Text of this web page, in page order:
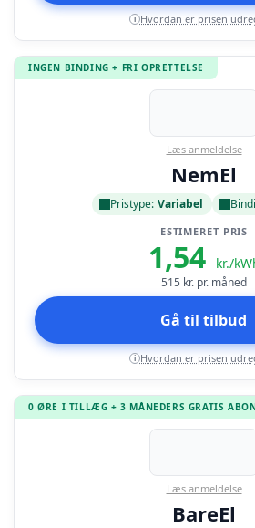
i Hvordan er prisen
INGEN BINDING + FRI OPRETTELSE
Læs anmeldelse
NemEl
Pristype: Variabel
ESTIMERET PRIS
1,54 kr./
515 kr. pr. måned
Gå til tilbud
i Hvordan er prisen
0 ØRE I TILLÆG + 3 MÅNEDERS GRATIS
Læs anmeldelse
BareEl